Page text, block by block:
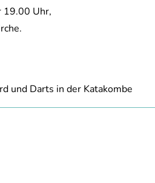
19.00 Uhr,
und Darts in der Katakombe